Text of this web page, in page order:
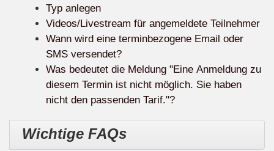
Typ anlegen
Videos/Livestream für angemeldete Teilnehmer
Wann wird eine terminbezogene Email oder
SMS versendet?
Was bedeutet die Meldung "Eine Anmeldung zu
diesem Termin ist nicht möglich. Sie haben
nicht den passenden Tarif."?
Wichtige FAQs